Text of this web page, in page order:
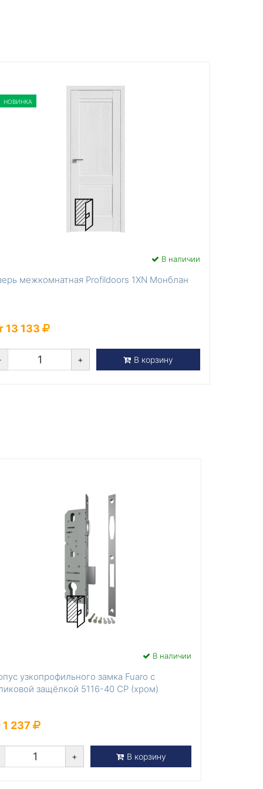
НОВИНКА
В наличии
межкомнатная Profildoors 1XN Монблан
13 133
+ В корзину
В наличии
узкопрофильного замка Fuaro с
защёлкой 5116-40 CP (хром)
1 237
+ В корзину